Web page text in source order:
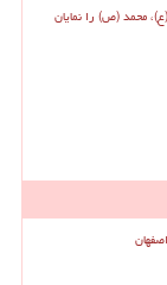
محمد (ص) را نمایان